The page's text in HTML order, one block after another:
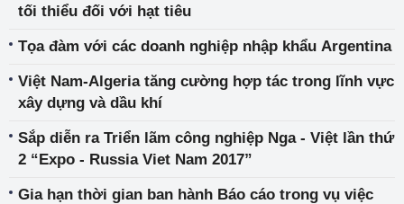
tối thiểu đối với hạt tiêu
Tọa đàm với các doanh nghiệp nhập khẩu Argentina
Việt Nam-Algeria tăng cường hợp tác trong lĩnh vực
xây dựng và dầu khí
Sắp diễn ra Triển lãm công nghiệp Nga - Việt lần thứ
2 “Expo - Russia Viet Nam 2017”
Gia hạn thời gian ban hành Báo cáo trong vụ việc